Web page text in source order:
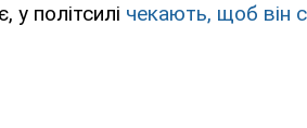
у політсилі чекають, щоб він